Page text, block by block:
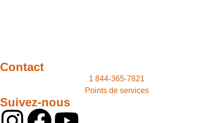
Contact
1 844-365-7821
Points de services
Suivez-nous